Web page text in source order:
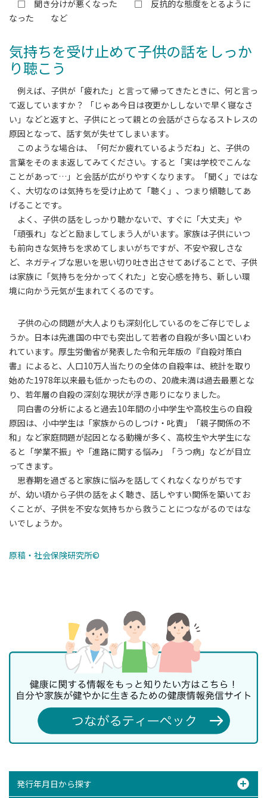
□ 聞き分けが悪くなった □ 反抗的な態度をとるように
なった など
気持ちを受け止めて子供の話をしっか
り聴こう
例えば、子供が「疲れた」と言って帰ってきたときに、何と言っ
て返していますか？ 「じゃあ今日は夜更かししないで早く寝なさ
い」などと返すと、子供にとって親との会話がさらなるストレスの
原因となって、話す気が失せてしまいます。
このような場合は、「何だか疲れているようだね」と、子供の
言葉をそのまま返してみてください。すると「実は学校でこんな
ことがあって…」と会話が広がりやすくなります。「聞く」ではな
く、大切なのは気持ちを受け止めて「聴く」、つまり傾聴してあ
げることです。
よく、子供の話をしっかり聴かないで、すぐに「大丈夫」や
「頑張れ」などと励ましてしまう人がいます。家族は子供にいつ
も前向きな気持ちを求めてしまいがちですが、不安や寂しさな
ど、ネガティブな思いを思い切り吐き出させてあげることで、子供
は家族に「気持ちを分かってくれた」と安心感を持ち、新しい環
境に向かう元気が生まれてくるのです。
子供の心の問題が大人よりも深刻化しているのをご存じでしょ
うか。日本は先進国の中でも突出して若者の自殺が多い国といわ
れています。厚生労働省が発表した令和元年版の『自殺対策白
書』によると、人口10万人当たりの全体の自殺率は、統計を取り
始めた1978年以来最も低かったものの、20歳未満は過去最悪とな
り、若年層の自殺の深刻な現状が浮き彫りになりました。
同白書の分析によると過去10年間の小中学生や高校生らの自殺
原因は、小中学生は「家族からのしつけ・叱責」「親子関係の不
和」など家庭問題が起因となる動機が多く、高校生や大学生にな
ると「学業不振」や「進路に関する悩み」「うつ病」などが目立
ってきます。
思春期を過ぎると家族に悩みを話してくれなくなりがちです
が、幼い頃から子供の話をよく聴き、話しやすい関係を築いてお
くことが、子供を不安な気持ちから救うことにつながるのではな
いでしょうか。
原稿・社会保険研究所©
発行年月日から探す